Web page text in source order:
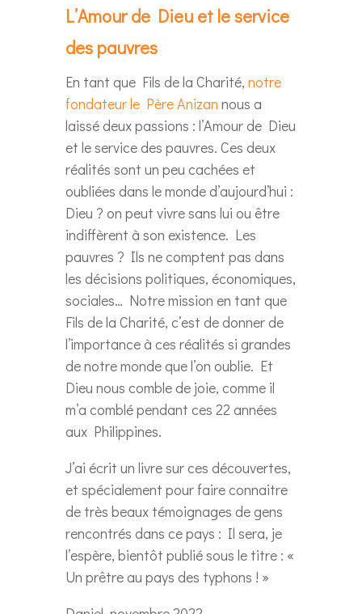
L’Amour de Dieu et le service
des pauvres
En tant que Fils de la Charité, notre
fondateur le Père Anizan nous a
laissé deux passions : l’Amour de Dieu
et le service des pauvres. Ces deux
réalités sont un peu cachées et
oubliées dans le monde d’aujourd’hui :
Dieu ? on peut vivre sans lui ou être
indiffèrent à son existence. Les
pauvres ? Ils ne comptent pas dans
les décisions politiques, économiques,
sociales… Notre mission en tant que
Fils de la Charité, c’est de donner de
l’importance à ces réalités si grandes
de notre monde que l’on oublie. Et
Dieu nous comble de joie, comme il
m’a comblé pendant ces 22 années
aux Philippines.
J’ai écrit un livre sur ces découvertes,
et spécialement pour faire connaitre
de très beaux témoignages de gens
rencontrés dans ce pays : Il sera, je
l’espère, bientôt publié sous le titre : «
Un prêtre au pays des typhons ! »